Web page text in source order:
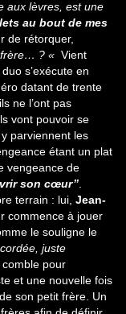
aux lèvres, est une
au bout de mes
de rétorquer,
frère… ? « Vient
s’exécute en
datant de trente
ne l’ont pas
vont pouvoir se
parviennent les
étant un plat
vengeance de
son cœur’’
terrain : lui, Jean-
commence à jouer
le souligne le
juste
comble pour
et une nouvelle fois
son petit frère. Un